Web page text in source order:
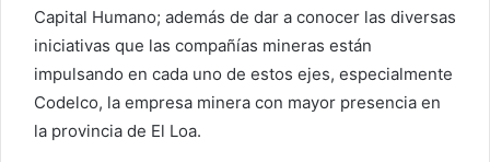
Capital Humano; además de dar a conocer las diversas
iniciativas que las compañías mineras están
impulsando en cada uno de estos ejes, especialmente
Codelco, la empresa minera con mayor presencia en
la provincia de El Loa.